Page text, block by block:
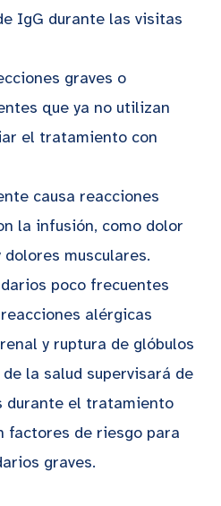
IgG durante las visitas
graves o
que ya no utilizan
el tratamiento con
causa reacciones
la infusión, como dolor
dolores musculares.
poco frecuentes
alérgicas
y ruptura de glóbulos
la salud supervisará de
durante el tratamiento
factores de riesgo para
graves.